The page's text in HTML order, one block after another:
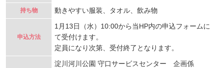
持ち物 動きやすい服装、タオル、飲み物
申込方法
1月13日（水）10:00から当HP内の申込フォームに
て受付けます。
定員になり次第、受付終了となります。
淀川河川公園 守口サービスセンター 企画係